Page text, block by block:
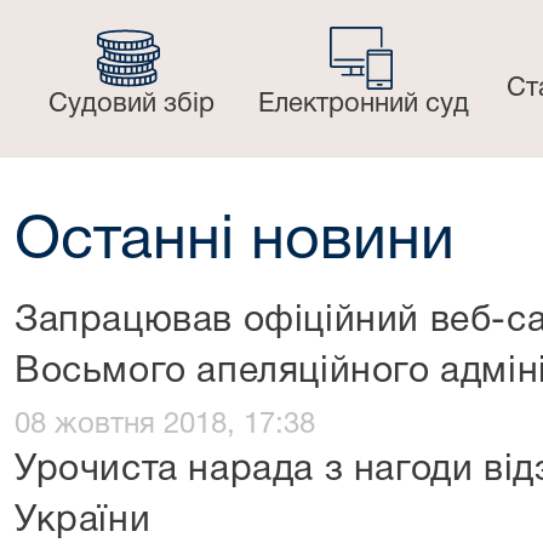
Судовий збір Електронний суд
Останні новини
Запрацював офіційний веб-
Восьмого апеляційного
08 жовтня 2018, 17:38
Урочиста нарада з нагоди
України